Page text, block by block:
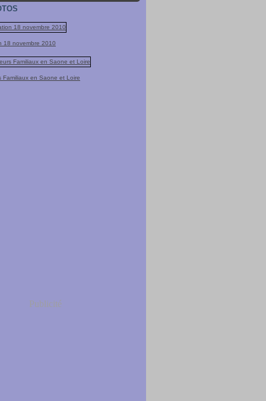
18 novembre 2010
Familiaux en Saone et Loire
Publicité